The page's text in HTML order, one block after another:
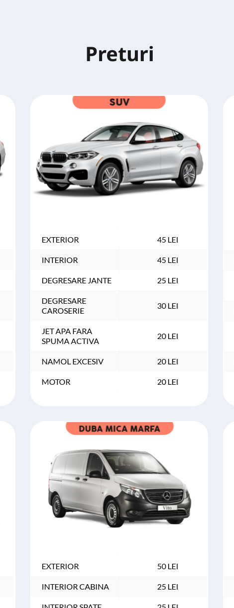
Preturi
EXTERIOR 45 LEI
INTERIOR 45 LEI
DEGRESARE JANTE 25 LEI
DEGRESARE
CAROSERIE
30 LEI
JET APA FARA
SPUMA ACTIVA
20 LEI
NAMOL EXCESIV 20 LEI
MOTOR 20 LEI
EXTERIOR 50 LEI
INTERIOR CABINA 25 LEI